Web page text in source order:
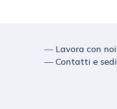
― Lavora con noi
― Contatti e sedi